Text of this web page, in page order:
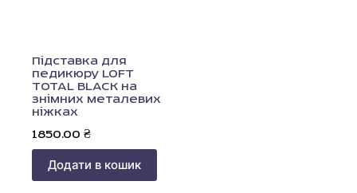
Підставка для
педикюру LOFT
ТOTAL BLACK на
знімних металевих
ніжках
1850.00 ₴
Додати в кошик